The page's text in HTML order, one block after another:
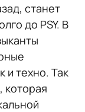
станет
до PSY. В
и техно. Так
которая